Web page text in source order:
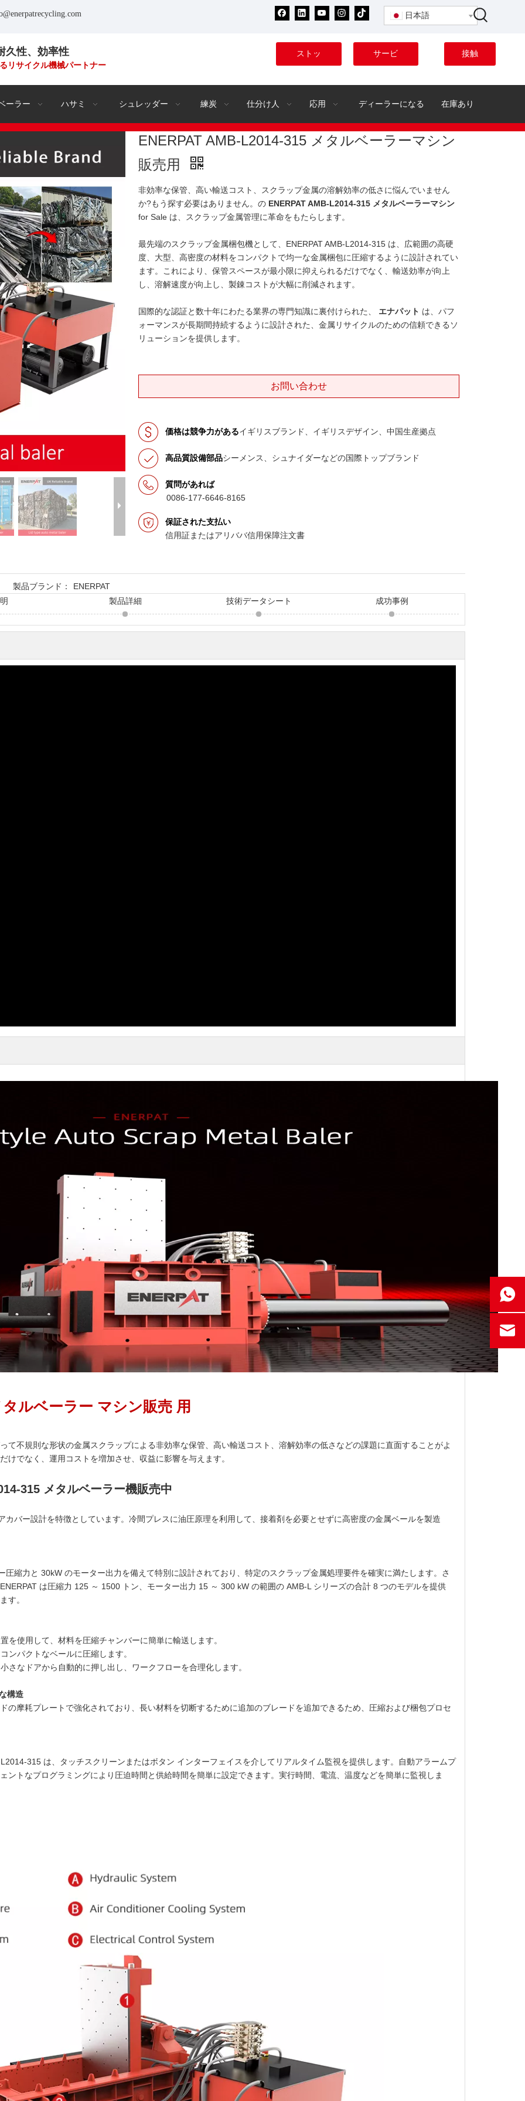
日本語
久性、効率性
リサイクル機械パートナー
ストッ サービ 接触
ーラー ハサミ シュレッダー 練炭 仕分け人 応用 ディーラーになる 在庫あり
ENERPAT AMB-L2014-315 メタルベーラーマシン
販売用
非効率な保管、高い輸送コスト、スクラップ金属の溶解効率の低さに悩んでいません
か?もう探す必要はありません。の ENERPAT AMB-L2014-315 メタルベーラーマシン
for Sale は、スクラップ金属管理に革命をもたらします。
最先端のスクラップ金属梱包機として、ENERPAT AMB-L2014-315 は、広範囲の高硬
度、大型、高密度の材料をコンパクトで均一な金属梱包に圧縮するように設計されてい
ます。これにより、保管スペースが最小限に抑えられるだけでなく、輸送効率が向上
し、溶解速度が向上し、製錬コストが大幅に削減されます。
国際的な認証と数十年にわたる業界の専門知識に裏付けられた、 エナパット は、パフ
ォーマンスが長期間持続するように設計された、金属リサイクルのための信頼できるソ
リューションを提供します。
お問い合わせ
価格は競争力があるイギリスブランド、イギリスデザイン、中国生産拠点
高品質設備部品シーメンス、シュナイダーなどの国際トップブランド
質問があれば
0086-177-6646-8165
保証された支払い
信用証またはアリババ信用保障注文書
製品ブランド： ENERPAT
製品詳細 技術データシート 成功事例
ルベーラー マシン販売 用
て不規則な形状の金属スクラップによる非効率な保管、高い輸送コスト、溶解効率の低さなどの課題に直面することがよ
でなく、運用コストを増加させ、収益に影響を与えます。
315 メタルベーラー機販売中
バー設計を特徴としています。冷間プレスに油圧原理を利用して、接着剤を必要とせずに高密度の金属ベールを製造
縮力と 30kW のモーター出力を備えて特別に設計されており、特定のスクラップ金属処理要件を確実に満たします。さ
は圧縮力 125 ～ 1500 トン、モーター出力 15 ～ 300 kW の範囲の AMB-L シリーズの合計 8 つのモデルを提供
す。
を使用して、材料を圧縮チャンバーに簡単に輸送します。
ンパクトなベールに圧縮します。
さなドアから自動的に押し出し、ワークフローを合理化します。
構造
の摩耗プレートで強化されており、長い材料を切断するために追加のブレードを追加できるため、圧縮および梱包プロセ
315 は、タッチスクリーンまたはボタン インターフェイスを介してリアルタイム監視を提供します。自動アラームプ
ントなプログラミングにより圧迫時間と供給時間を簡単に設定できます。実行時間、電流、温度などを簡単に監視しま